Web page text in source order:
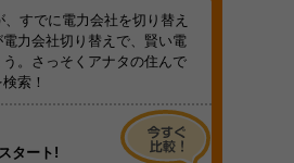
すでに電力会社を切り替え
力会社切り替えで、賢い電
。さっそくアナタの住んで
索！
タート!